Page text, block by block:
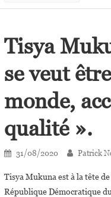
Tisya
se veut
monde,
qualité ».
31/08/2020 Patrick
Tisya Mukuna est à la tête
République Démocratique